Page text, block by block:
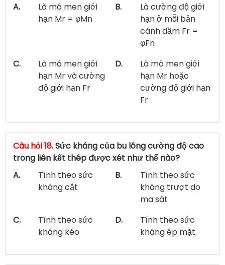
A.
Là mô men giới
hạn Mr = φMn
B.
Là cường độ giới
hạn ở mỗi bản
cánh dầm Fr =
φFn
C.
Là mô men giới
hạn Mr và cường
độ giới hạn Fr
D.
Là mô men giới
hạn Mr hoặc
cường độ giới hạn
Fr
Câu hỏi 18.Sức kháng của bu lông cường độ cao
trong liên kết thép được xét như thế nào?
A.
Tính theo sức
kháng cắt
B.
Tính theo sức
kháng trượt do
ma sát
C.
Tính theo sức
kháng kéo
D.
Tính theo sức
kháng ép mặt.